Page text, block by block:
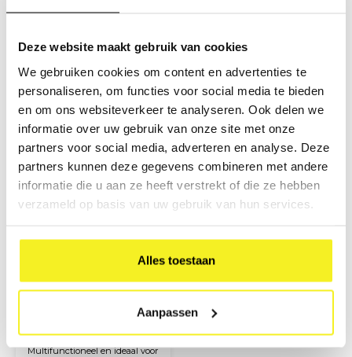
Deze website maakt gebruik van cookies
We gebruiken cookies om content en advertenties te
personaliseren, om functies voor social media te bieden
en om ons websiteverkeer te analyseren. Ook delen we
informatie over uw gebruik van onze site met onze
partners voor social media, adverteren en analyse. Deze
partners kunnen deze gegevens combineren met andere
informatie die u aan ze heeft verstrekt of die ze hebben
verzameld op basis van uw gebruik van hun services.
Alles toestaan
Aanpassen
Ringband A5 Multi-
Multipack van 4 ringbanden
het opbergen van losbladige
documentatie en waardevolle
documenten zoals folders,
tijdschriften, brochures,
contracten en aktes
€47,88
Incl. btw)
Multipack van 7
Multifunctioneel en ideaal voor
het opbergen van losbladige
documentatie en waardevolle
documenten zoals folders,
tijdschriften, brochures,
contracten en aktes
Gewicht stuk: 380 gram
Maat: H318 x B255 x D25 mm
€47,25
Multipack van 4 ringbanden
Multifunctioneel en ideaal voor